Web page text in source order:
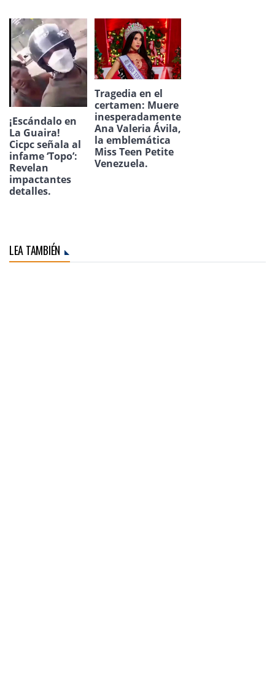
¡Escándalo en
La Guaira!
Cicpc señala al
infame ‘Topo’:
Revelan
impactantes
detalles.
Tragedia en el
certamen: Muere
inesperadamente
Ana Valeria Ávila,
la emblemática
Miss Teen Petite
Venezuela.
LEA TAMBIÉN